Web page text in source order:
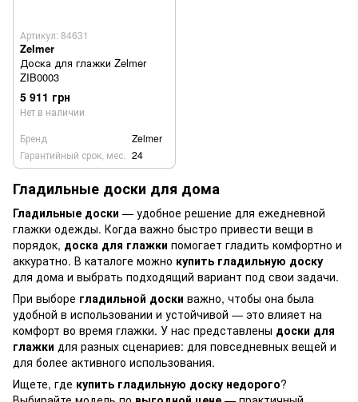
Артикул: 84631
Zelmer
Доска для глажки Zelmer
ZIB0003
5 911 грн
Нет в наличии
Бренд
Zelmer
Гарантийный срок, мес.
24
Гладильные доски для дома
Гладильные доски — удобное решение для ежедневной
глажки одежды. Когда важно быстро привести вещи в
порядок, доска для глажки помогает гладить комфортно и
аккуратно. В каталоге можно купить гладильную доску
для дома и выбрать подходящий вариант под свои задачи.
При выборе гладильной доски важно, чтобы она была
удобной в использовании и устойчивой — это влияет на
комфорт во время глажки. У нас представлены доски для
глажки для разных сценариев: для повседневных вещей и
для более активного использования.
Ищете, где купить гладильную доску недорого?